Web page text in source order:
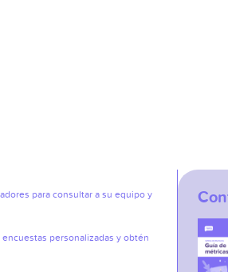
para consultar a su equipo y
personalizadas y obtén